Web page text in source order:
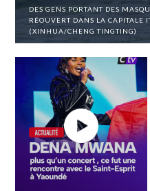
DES GENS PORTANT DES
RÉOUVERT DANS LA CAPITALE
(XINHUA/CHENG TINGTING)